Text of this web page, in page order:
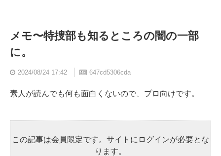
メモ〜特捜部も知るところの闇の一部
に。
2024/08/24 17:42 647cd5306cda
素人が読んでも何も面白くないので、プロ向けです。
この記事は会員限定です。サイトにログインが必要とな
ります。